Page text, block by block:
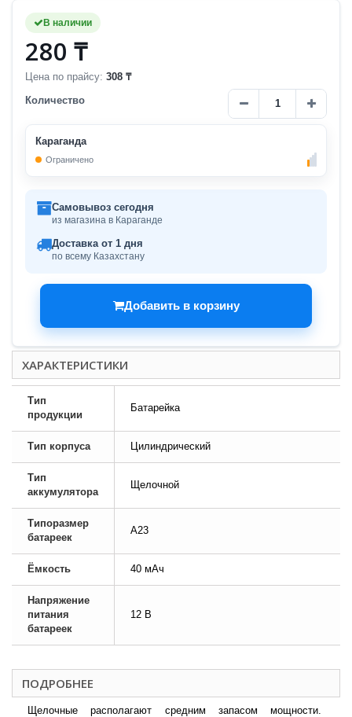
В наличии
280 ₸
Цена по прайсу: 308 ₸
Количество
Караганда
Ограничено
Самовывоз сегодня
из магазина в Караганде
Доставка от 1 дня
по всему Казахстану
Добавить в корзину
ХАРАКТЕРИСТИКИ
Тип
продукции
Батарейка
Тип корпуса Цилиндрический
Тип
аккумулятора
Щелочной
Типоразмер
батареек
A23
Ёмкость 40 мАч
Напряжение
питания
батареек
12 В
ПОДРОБНЕЕ
Щелочные располагают средним запасом мощности.